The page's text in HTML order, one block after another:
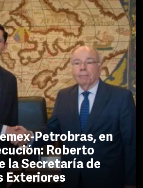
Petrobras, en
Roberto
la Secretaría de
Exteriores